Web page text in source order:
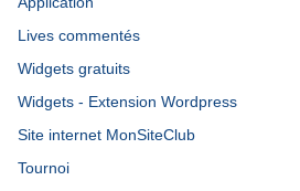
Lives commentés
Widgets gratuits
Widgets - Extension Wordpress
Site internet MonSiteClub
Tournoi